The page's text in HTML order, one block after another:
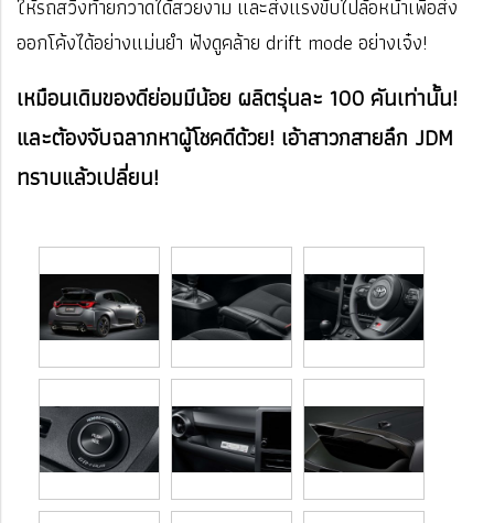
ให้รถสวิงท้ายกวาดได้สวยงาม และส่งแรงขับไปล้อหน้าเพื่อส่ง
ออกโค้งได้อย่างแม่นยำ ฟังดูคล้าย drift mode อย่างเจ๋ง!
เหมือนเดิมของดีย่อมมีน้อย ผลิตรุ่นละ 100 คันเท่านั้น!
และต้องจับฉลากหาผู้โชคดีด้วย! เอ้าสาวกสายลึก JDM
ทราบแล้วเปลี่ยน!